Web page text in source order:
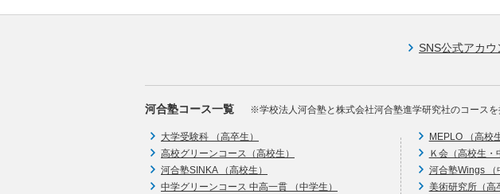
SNS公式アカウ
河合塾コース一覧 ※学校法人河合塾と株式会社河合塾進学研究社のコースを
大学受験科 （高卒生）
高校グリーンコース（高校生）
河合塾SINKA （高校生）
中学グリーンコース 中高一貫 （中学生）
MEPLO （高校
Ｋ会（高校生・
河合塾Wings （
美術研究所（高